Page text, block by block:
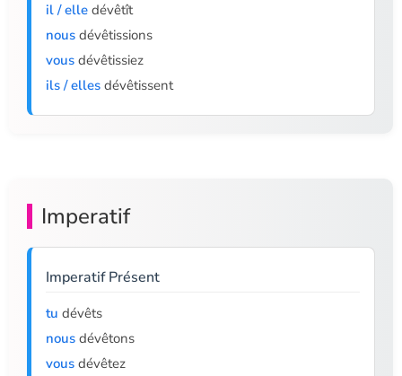
il / elle dévêtît
nous dévêtissions
vous dévêtissiez
ils / elles dévêtissent
Imperatif
Imperatif Présent
tu dévêts
nous dévêtons
vous dévêtez